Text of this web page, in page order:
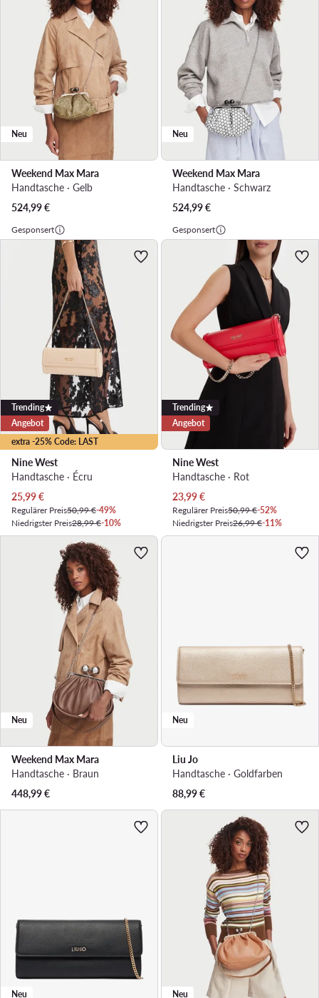
Neu
Weekend Max Mara
Handtasche · Gelb
524,99€
Neu
Weekend Max Mara
Handtasche · Schwarz
524,99€
Gesponsert
extra -25% Code: LAST
Trending
Angebot
Nine West
Handtasche · Écru
Aktueller Preis
25,99€
Regulärer Preis50,99 €-49%
Niedrigster Preis28,99 €-10%
Gesponsert
Trending
Angebot
Nine West
Handtasche · Rot
Aktueller Preis
23,99€
Regulärer Preis50,99 €-52%
Niedrigster Preis26,99 €-11%
Neu
Weekend Max Mara
Handtasche · Braun
448,99€
Neu
Liu Jo
Handtasche · Goldfarben
88,99€
Neu Neu